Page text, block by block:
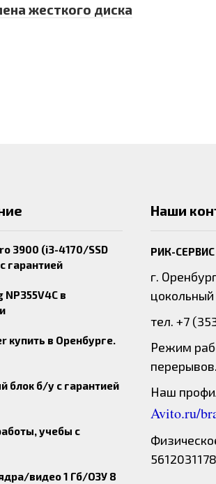
жесткого диска
3900 (i3-4170/SSD
гарантией
в
купить в Оренбурге.
блок б/у с гарантией
учебы с
видео 1 Гб/ОЗУ 8
Наши
РИК-СЕРВИС
г.
тел. +7
Режим
перерывов.
Наш
Avito.ru/